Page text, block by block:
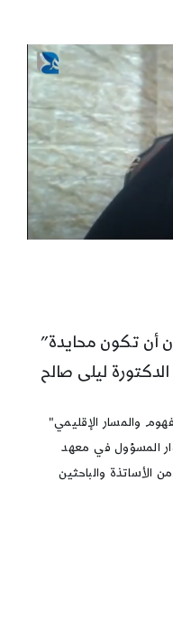
أن تكون محايدة”
الدكتورة ليلى صالح
والمسار الإقليمي"
المسؤول في معهد
الأساتذة والباحثين